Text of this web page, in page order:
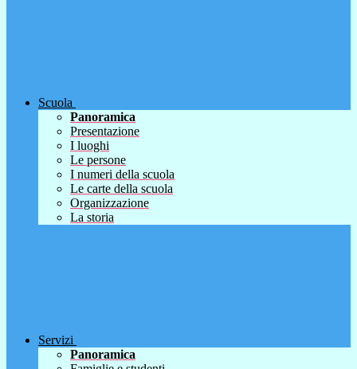
Scuola
Panoramica
Presentazione
I luoghi
Le persone
I numeri della scuola
Le carte della scuola
Organizzazione
La storia
Servizi
Panoramica